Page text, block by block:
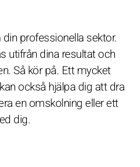
professionella sektor.
utifrån dina resultat och
Så kör på. Ett mycket
också hjälpa dig att dra
en omskolning eller ett
dig.